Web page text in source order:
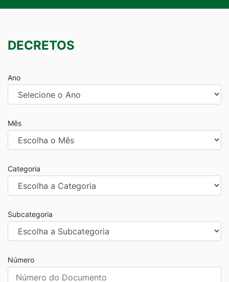
DECRETOS
Ano
Mês
Categoria
Subcategoria
Número